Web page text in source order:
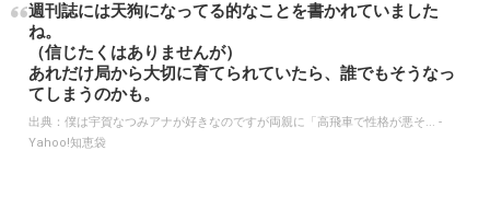
週刊誌には天狗になってる的なことを書かれていました
ね。
（信じたくはありませんが）
あれだけ局から大切に育てられていたら、誰でもそうなっ
てしまうのかも。
出典： 僕は宇賀なつみアナが好きなのですが両親に「高飛車で性格が悪そ... -
Yahoo!知恵袋